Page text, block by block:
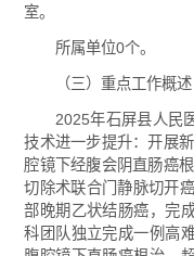
室。
所属单位0个。
（三）重点工作概述
2025年石屏县人民
技术进一步提升：开展
腔镜下经腹会阴直肠癌
切除术联合门静脉切开
部晚期乙状结肠癌，完
科团队独立完成一例高